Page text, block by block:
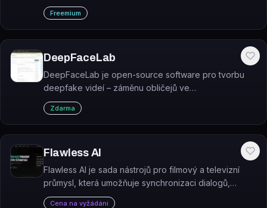
hotových šablon.
Freemium
DeepFaceLab
DeepFaceLab je open-source software pro tvorbu
deepfake videí – záměnu obličejů ve
videozáznamech pomocí hlubokého učení.
Zdarma
Flawless AI
Flawless AI je sada nástrojů pro filmový a televizní
průmysl, která umožňuje synchronizaci dialogů,
vizuální dabing a lokalizaci pomocí umělé inteligence.
Cena na vyžádání